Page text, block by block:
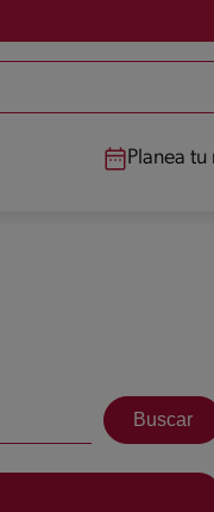
Planea tu